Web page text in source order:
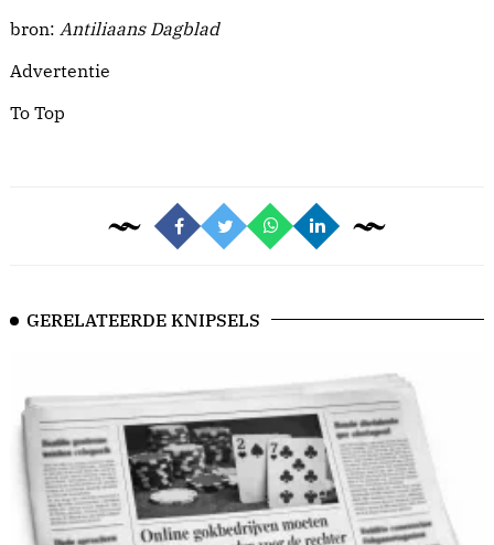
bron: Antiliaans Dagblad
Advertentie
To Top
GERELATEERDE KNIPSELS